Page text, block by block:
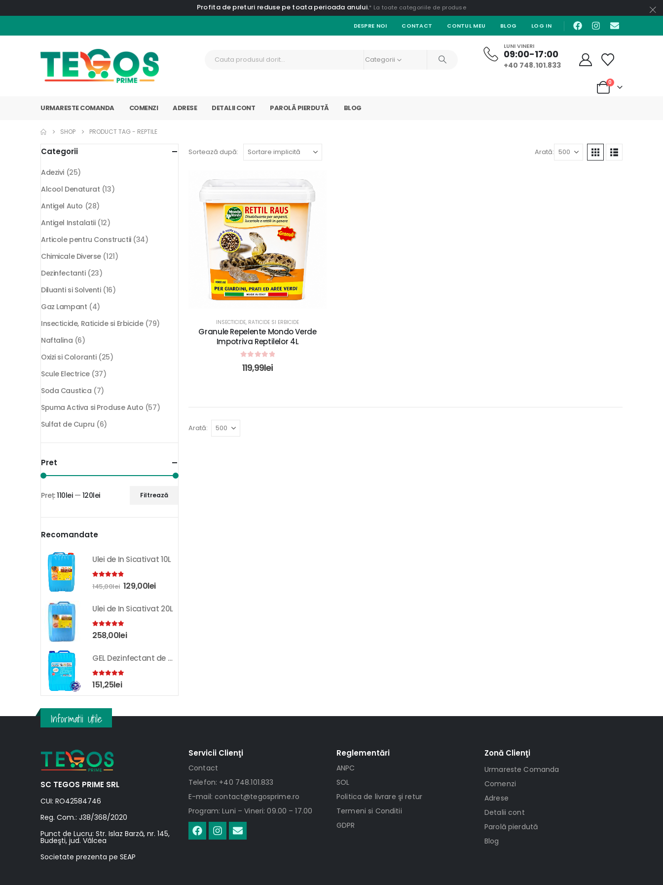
Profita de preturi reduse pe toata perioada anului.* La toate categoriile de produse
DESPRE NOI CONTACT CONTUL MEU BLOG LOG IN
Categorii
LUNI VINERI
09:00-17:00
+40 748.101.833
0
URMARESTE COMANDA COMENZI ADRESE DETALII CONT PAROLĂ PIERDUTĂ BLOG
SHOP PRODUCT TAG - REPTILE
Sortează după: Arată:
INSECTICIDE, RATICIDE SI ERBICIDE
Granule Repelente Mondo Verde
Impotriva Reptilelor 4L
out of 5
119,99lei
Arată:
Categorii
Adezivi (25)
Alcool Denaturat (13)
Antigel Auto (28)
Antigel Instalatii (12)
Articole pentru Constructii (34)
Chimicale Diverse (121)
Dezinfectanti (23)
Diluanti si Solventi (16)
Gaz Lampant (4)
Insecticide, Raticide si Erbicide (79)
Naftalina (6)
Oxizi si Coloranti (25)
Scule Electrice (37)
Soda Caustica (7)
Spuma Activa si Produse Auto (57)
Sulfat de Cupru (6)
Pret
Filtrează
Preț:110lei— 120lei
Recomandate
Ulei de In Sicativat 10L
out of 5
145,00lei 129,00lei
Ulei de In Sicativat 20L
5.00out of 5
258,00lei
GEL Dezinfectant de Maini K-SEPT 10L
5.00out of 5
151,25lei
Informatii Utile
SC TEGOS PRIME SRL
CUI: RO42584746
Reg. Com.: J38/368/2020
Punct de Lucru: Str. Islaz Barză, nr. 145,
Budeşti, jud. Vâlcea
Societate prezenta pe SEAP
Servicii Clienţi
Contact
Telefon: +40 748.101.833
E-mail: contact@tegosprime.ro
Program: Luni – Vineri: 09.00 – 17.00
Reglementări
ANPC
SOL
Politica de livrare şi retur
Termeni si Conditii
GDPR
Zonă Clienţi
Urmareste Comanda
Comenzi
Adrese
Detalii cont
Parolă pierdută
Blog